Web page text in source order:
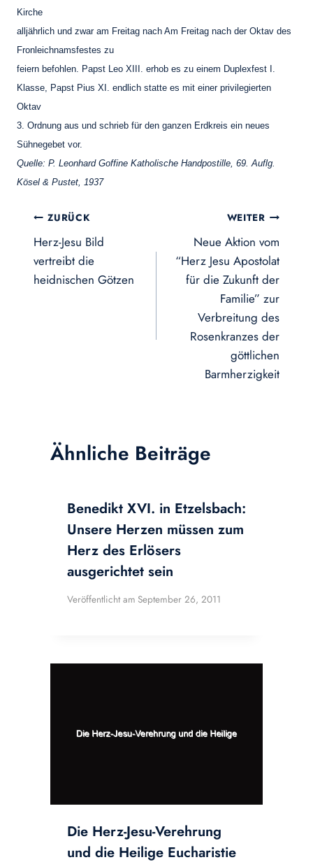
Kirche
alljährlich und zwar am Freitag nach Am Freitag nach der Oktav des
Fronleichnamsfestes zu
feiern befohlen. Papst Leo XIII. erhob es zu einem Duplexfest I.
Klasse, Papst Pius XI. endlich statte es mit einer privilegierten
Oktav
3. Ordnung aus und schrieb für den ganzen Erdkreis ein neues
Sühnegebet vor.
Quelle: P. Leonhard Goffine Katholische Handpostille, 69. Auflg.
Kösel & Pustet, 1937
Beitragsnavigation
ZURÜCK
Herz-Jesu Bild
vertreibt die
heidnischen Götzen
WEITER
Neue Aktion vom
“Herz Jesu Apostolat
für die Zukunft der
Familie” zur
Verbreitung des
Rosenkranzes der
göttlichen
Barmherzigkeit
Ähnliche Beiträge
Benedikt XVI. in Etzelsbach:
Unsere Herzen müssen zum
Herz des Erlösers
ausgerichtet sein
Veröffentlicht am September 26, 2011
Die Herz-Jesu-Verehrung
und die Heilige Eucharistie